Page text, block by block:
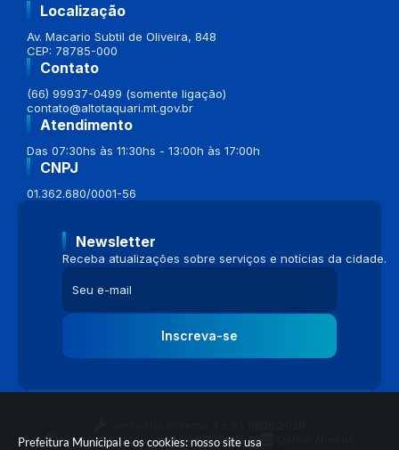
Prefeitura Municipal e os cookies: nosso site usa
Localização
Av. Macario Subtil de Oliveira, 848
CEP: 78785-000
Contato
(66) 99937-0499 (somente ligação)
contato@altotaquari.mt.gov.br
Atendimento
Das 07:30hs às 11:30hs - 13:00h às 17:00h
CNPJ
01.362.680/0001-56
Newsletter
Receba atualizações sobre serviços e notícias da cidade.
Inscreva-se
Portal atualizado em:04/08/2026 16:58